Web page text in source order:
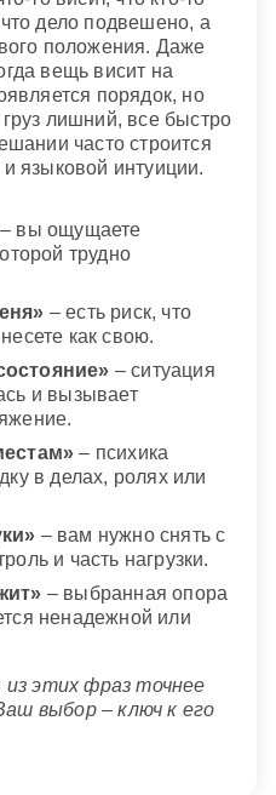
дело подвешено, а
положения. Даже
вещь висит на
порядок, но
лишний, все быстро
часто строится
языковой интуиции.
вы ощущаете
трудно
– есть риск, что
как свою.
– ситуация
и вызывает
– психика
в делах, ролях или
– вам нужно снять с
и часть нагрузки.
– выбранная опора
ненадежной или
из этих фраз точнее
выбор – ключ к его